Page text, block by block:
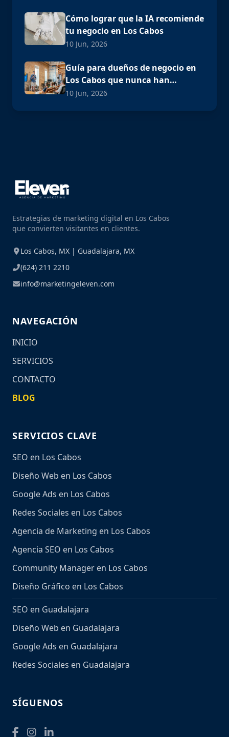
Cómo lograr que la IA recomiende
tu negocio en Los Cabos
10 Jun, 2026
Guía para dueños de negocio en
Los Cabos que nunca han
invertido en publicidad digital
10 Jun, 2026
Estrategias de marketing digital en Los Cabos
que convierten visitantes en clientes.
Los Cabos, MX | Guadalajara, MX
(624) 211 2210
info@marketingeleven.com
NAVEGACIÓN
INICIO
SERVICIOS
CONTACTO
BLOG
SERVICIOS CLAVE
SEO en Los Cabos
Diseño Web en Los Cabos
Google Ads en Los Cabos
Redes Sociales en Los Cabos
Agencia de Marketing en Los Cabos
Agencia SEO en Los Cabos
Community Manager en Los Cabos
Diseño Gráfico en Los Cabos
SEO en Guadalajara
Diseño Web en Guadalajara
Google Ads en Guadalajara
Redes Sociales en Guadalajara
SÍGUENOS